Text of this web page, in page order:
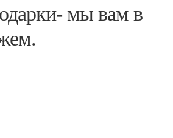
и орехов
и ягод
мы вам в